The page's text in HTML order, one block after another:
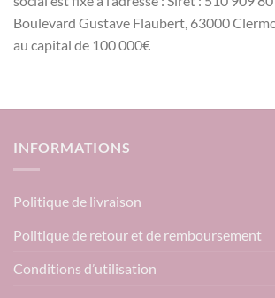
Boulevard Gustave Flaubert, 63000
au capital de 100 000€
INFORMATIONS
Politique de livraison
Politique de retour et de remboursement
Conditions d’utilisation